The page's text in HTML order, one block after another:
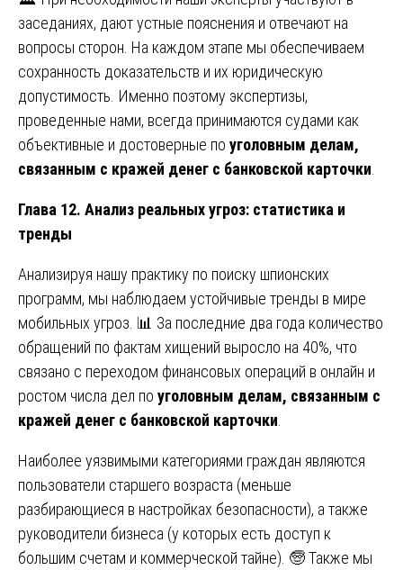
заседаниях, дают устные пояснения и отвечают на
вопросы сторон. На каждом этапе мы обеспечиваем
сохранность доказательств и их юридическую
допустимость. Именно поэтому экспертизы,
проведенные нами, всегда принимаются судами как
объективные и достоверные по уголовным делам,
связанным с кражей денег с банковской карточки
Глава 12. Анализ реальных угроз: статистика и
тренды
Анализируя нашу практику по поиску шпионских
программ, мы наблюдаем устойчивые тренды в мире
мобильных угроз. 📊 За последние два года количество
обращений по фактам хищений выросло на 40%, что
связано с переходом финансовых операций в онлайн и
ростом числа дел по уголовным делам, связанным с
кражей денег с банковской карточки
Наиболее уязвимыми категориями граждан являются
пользователи старшего возраста (меньше
разбирающиеся в настройках безопасности), а также
руководители бизнеса (у которых есть доступ к
большим счетам и коммерческой тайне). 🧓 Также мы